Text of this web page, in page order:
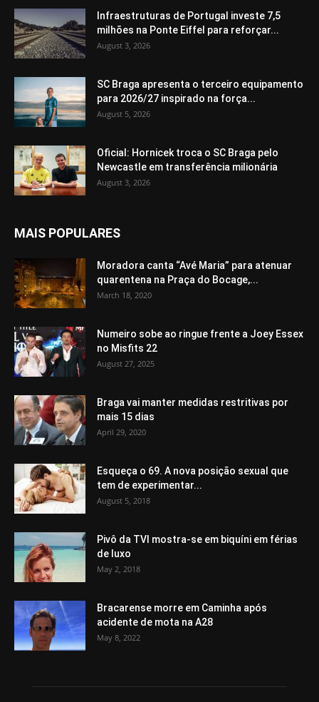
Infraestruturas de Portugal investe 7,5
milhões na Ponte Eiffel para reforçar...
August 3, 2026
SC Braga apresenta o terceiro equipamento
para 2026/27 inspirado na força...
August 5, 2026
Oficial: Hornicek troca o SC Braga pelo
Newcastle em transferência milionária
August 3, 2026
MAIS POPULARES
Moradora canta “Avé Maria” para atenuar
quarentena na Praça do Bocage,...
March 18, 2020
Numeiro sobe ao ringue frente a Joey Essex
no Misfits 22
August 27, 2025
Braga vai manter medidas restritivas por
mais 15 dias
April 29, 2020
Esqueça o 69. A nova posição sexual que
tem de experimentar...
August 5, 2018
Pivô da TVI mostra-se em biquíni em férias
de luxo
May 2, 2018
Bracarense morre em Caminha após
acidente de mota na A28
May 8, 2022